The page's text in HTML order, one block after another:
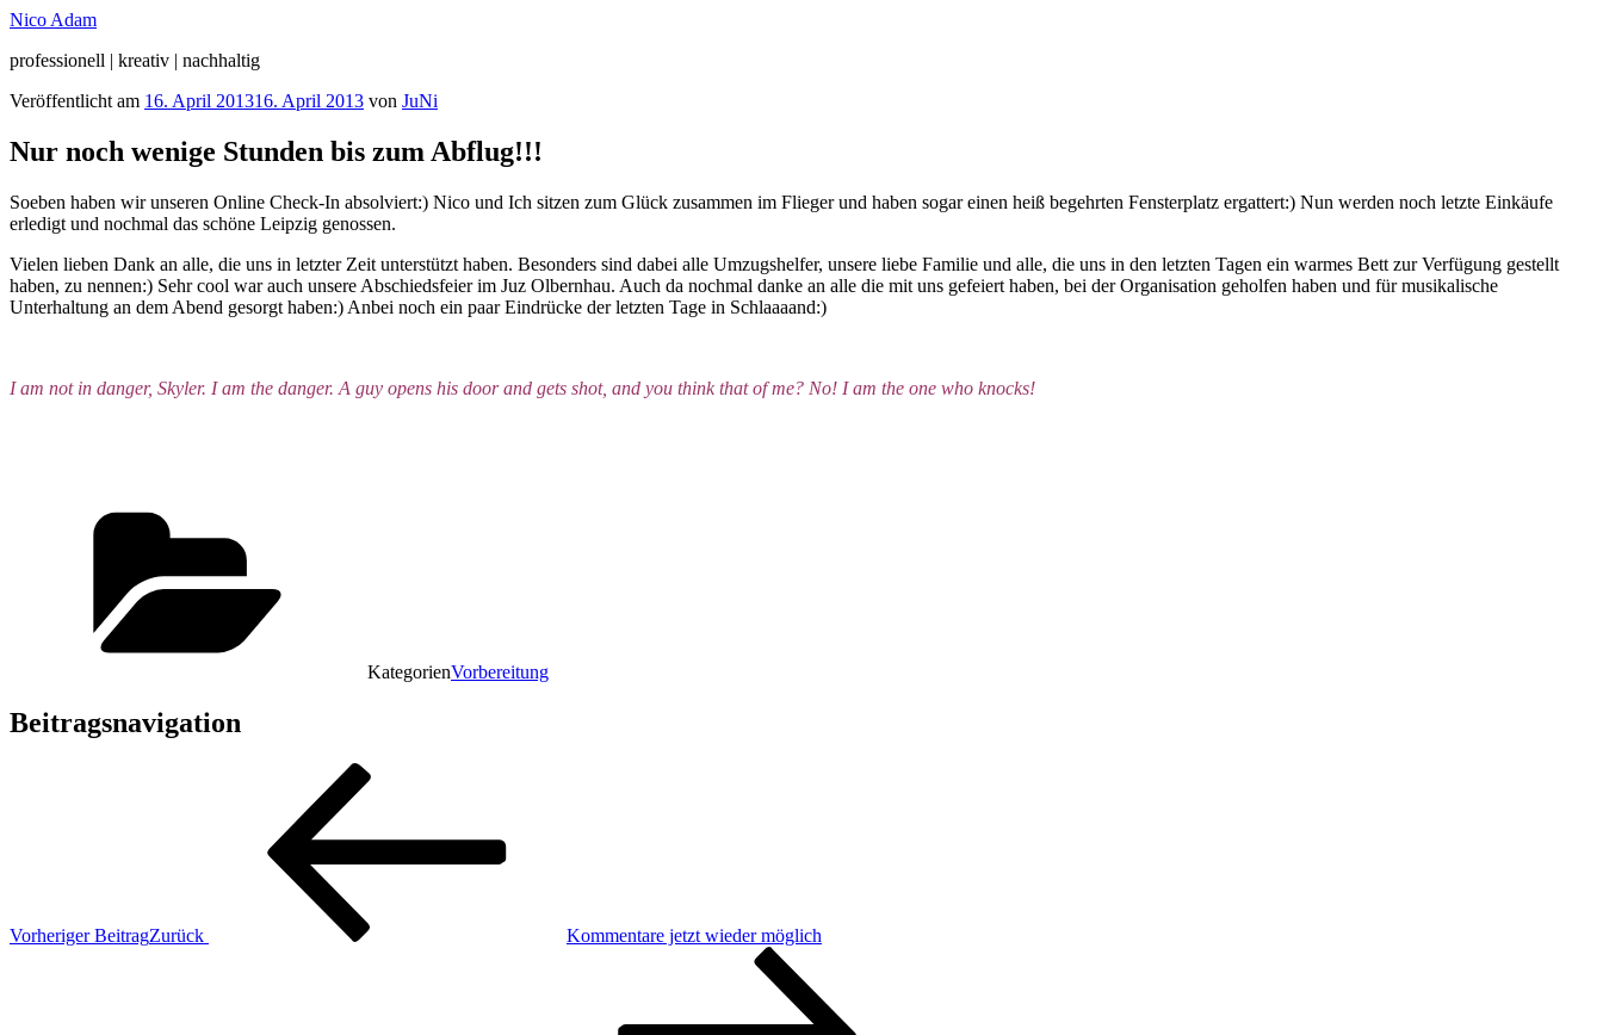
Nico Adam
professionell | kreativ | nachhaltig
Veröffentlicht am 16. April 201316. April 2013 von JuNi
Nur noch wenige Stunden bis zum Abflug!!!
Soeben haben wir unseren Online Check-In absolviert:) Nico und Ich sitzen zum Glück zusammen im Flieger und haben sogar einen heiß begehrten Fensterplatz ergattert:) Nun werden noch letzte Einkäufe
erledigt und nochmal das schöne Leipzig genossen.
Vielen lieben Dank an alle, die uns in letzter Zeit unterstützt haben. Besonders sind dabei alle Umzugshelfer, unsere liebe Familie und alle, die uns in den letzten Tagen ein warmes Bett zur Verfügung gestellt
haben, zu nennen:) Sehr cool war auch unsere Abschiedsfeier im Juz Olbernhau. Auch da nochmal danke an alle die mit uns gefeiert haben, bei der Organisation geholfen haben und für musikalische
Unterhaltung an dem Abend gesorgt haben:) Anbei noch ein paar Eindrücke der letzten Tage in Schlaaaand:)
I am not in danger, Skyler. I am the danger. A guy opens his door and gets shot, and you think that of me? No! I am the one who knocks!
KategorienVorbereitung
Beitragsnavigation
Vorheriger BeitragZurück Kommentare jetzt wieder möglich